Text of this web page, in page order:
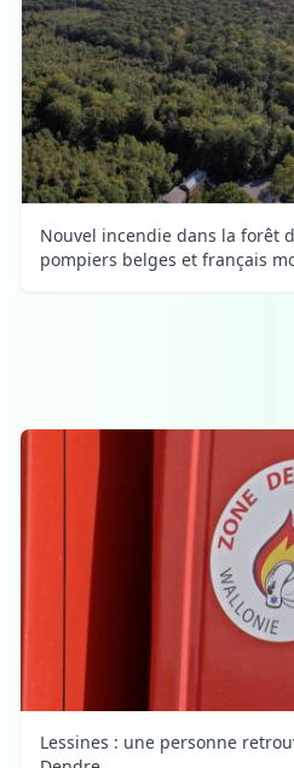
Nouvel incendie dans la forêt
pompiers belges et français
Lessines : une personne